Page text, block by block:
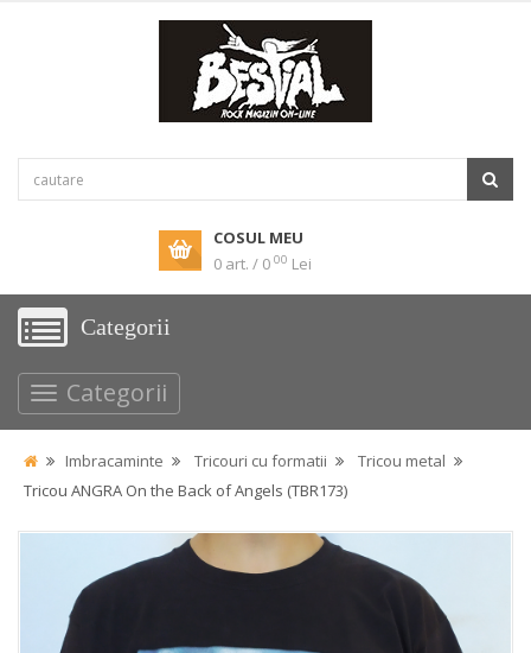
COSUL MEU
0 art. / 0 00 Lei
Categorii
Categorii
Imbracaminte Tricouri cu formatii
Tricou metal
Tricou ANGRA On the Back of Angels (TBR173)